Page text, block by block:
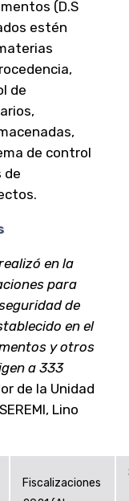
(D.S
estén
de
de control
de
en la
para
de
en el
y otros
a 333
de la Unidad
Lino
Fiscalizaciones